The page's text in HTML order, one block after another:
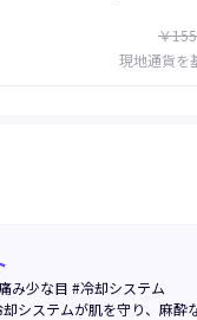
￥
現地通貨を
み少な目 #冷却システム
却システムが肌を守り、麻酔